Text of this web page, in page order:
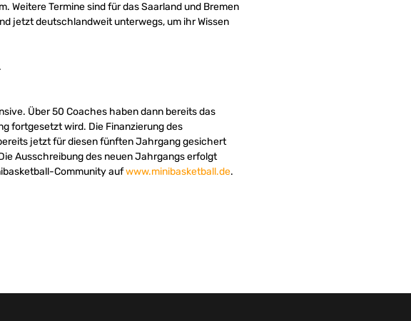
Weitere Termine sind für das Saarland und Bremen
jetzt deutschlandweit unterwegs, um ihr Wissen
Über 50 Coaches haben dann bereits das
fortgesetzt wird. Die Finanzierung des
jetzt für diesen fünften Jahrgang gesichert
Ausschreibung des neuen Jahrgangs erfolgt
Community aufwww.minibasketball.de.